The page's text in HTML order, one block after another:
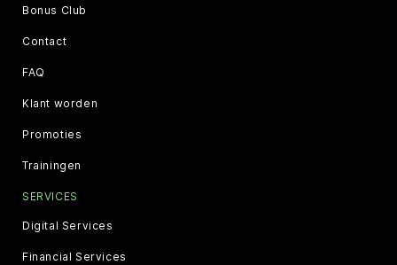
Bonus Club
Contact
FAQ
Klant worden
Promoties
Trainingen
SERVICES
Digital Services
Financial Services